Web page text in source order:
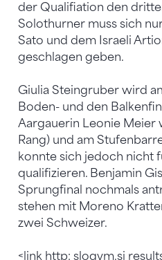
der Qualifiation den
Solothurner muss sich
Sato und dem Israeli
geschlagen geben.
Giulia Steingruber wird
Boden- und den
Aargauerin Leonie Meier
Rang) und am
konnte sich jedoch nicht
qualifizieren. Benjamin
Sprungfinal nochmals
stehen mit Moreno
zwei Schweizer.
<link http: slogym.si